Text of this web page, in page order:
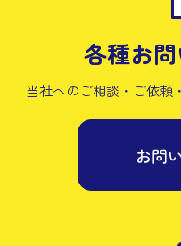
各種お
当社へのご相談・ご依頼
お問